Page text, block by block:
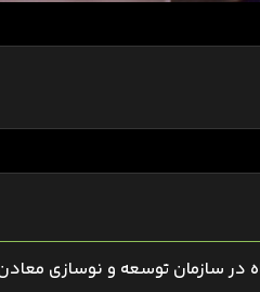
در سازمان توسعه و نوسازی